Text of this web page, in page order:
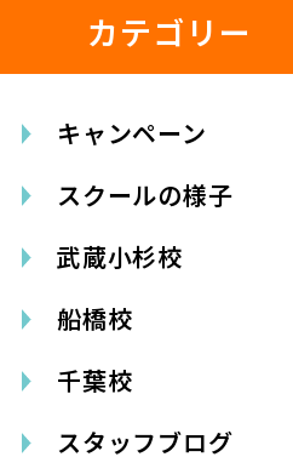
カテゴリー
キャンペーン
スクールの様子
武蔵小杉校
船橋校
千葉校
スタッフブログ